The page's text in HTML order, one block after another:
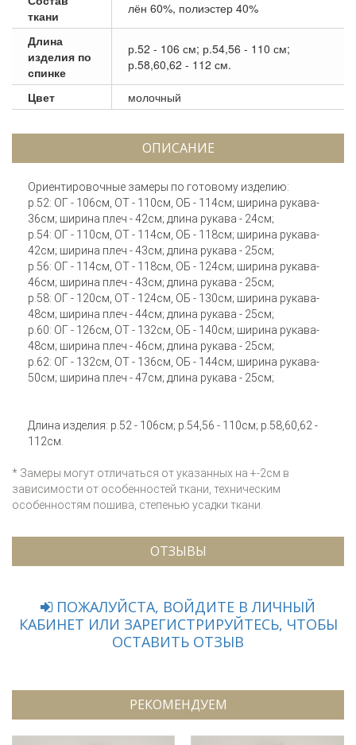
ткани
лён 60%, полиэстер 40%
Длина
изделия по
спинке
р.52 - 106 см; р.54,56 - 110 см;
р.58,60,62 - 112 см.
Цвет молочный
ОПИСАНИЕ
Ориентировочные замеры по готовому изделию:
р.52: ОГ - 106см, ОТ - 110см, ОБ - 114см; ширина рукава-
36см; ширина плеч - 42см; длина рукава - 24см;
р.54: ОГ - 110см, ОТ - 114см, ОБ - 118см; ширина рукава-
42см; ширина плеч - 43см; длина рукава - 25см;
р.56: ОГ - 114см, ОТ - 118см, ОБ - 124см; ширина рукава-
46см; ширина плеч - 43см; длина рукава - 25см;
р.58: ОГ - 120см, ОТ - 124см, ОБ - 130см; ширина рукава-
48см; ширина плеч - 44см; длина рукава - 25см;
р.60: ОГ - 126см, ОТ - 132см, ОБ - 140см; ширина рукава-
48см; ширина плеч - 46см; длина рукава - 25см;
р.62: ОГ - 132см, ОТ - 136см, ОБ - 144см; ширина рукава-
50см; ширина плеч - 47см; длина рукава - 25см;
Длина изделия: р.52 - 106см; р.54,56 - 110см; р.58,60,62 -
112см.
* Замеры могут отличаться от указанных на +-2см в
зависимости от особенностей ткани, техническим
особенностям пошива, степенью усадки ткани.
ОТЗЫВЫ
ПОЖАЛУЙСТА, ВОЙДИТЕ В ЛИЧНЫЙ
КАБИНЕТ ИЛИ ЗАРЕГИСТРИРУЙТЕСЬ, ЧТОБЫ
ОСТАВИТЬ ОТЗЫВ
РЕКОМЕНДУЕМ